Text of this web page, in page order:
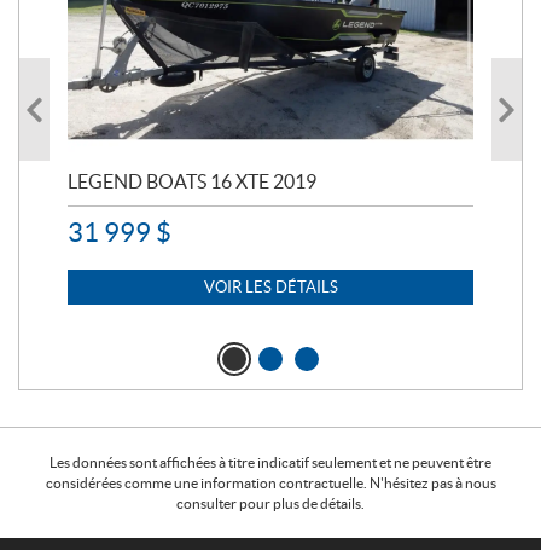
LEGEND BOATS 16 XTE 2019
31 999 $
VOIR LES DÉTAILS
Les données sont affichées à titre indicatif seulement et ne peuvent être
considérées comme une information contractuelle. N'hésitez pas à nous
consulter pour plus de détails.